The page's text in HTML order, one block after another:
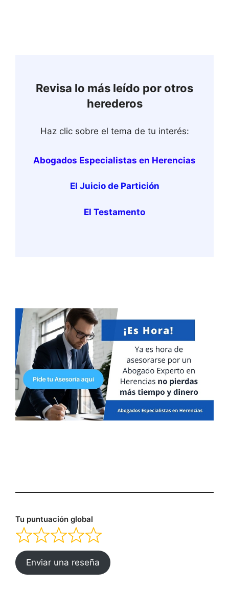
Revisa lo más leído por otros
herederos
Haz clic sobre el tema de tu interés:
Abogados Especialistas en Herencias
El Juicio de Partición
El Testamento
Tu puntuación global
Enviar una reseña